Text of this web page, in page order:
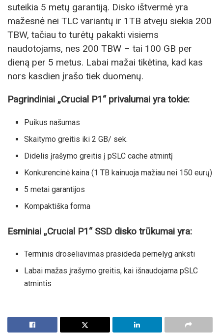
suteikia 5 metų garantiją. Disko ištvermė yra
mažesnė nei TLC variantų ir 1TB atveju siekia 200
TBW, tačiau to turėtų pakakti visiems
naudotojams, nes 200 TBW – tai 100 GB per
dieną per 5 metus. Labai mažai tikėtina, kad kas
nors kasdien įrašo tiek duomenų.
Pagrindiniai „Crucial P1“ privalumai yra tokie:
Puikus našumas
Skaitymo greitis iki 2 GB/ sek.
Didelis įrašymo greitis į pSLC cache atmintį
Konkurencinė kaina (1 TB kainuoja mažiau nei 150 eurų)
5 metai garantijos
Kompaktiška forma
Esminiai „Crucial P1“ SSD disko trūkumai yra:
Terminis droseliavimas prasideda pernelyg anksti
Labai mažas įrašymo greitis, kai išnaudojama pSLC
atmintis